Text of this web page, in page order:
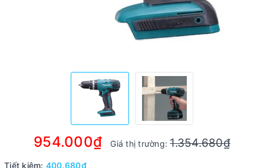
954.000₫ Giá thị trường:1.354.680₫
Tiết kiệm: 400.680₫